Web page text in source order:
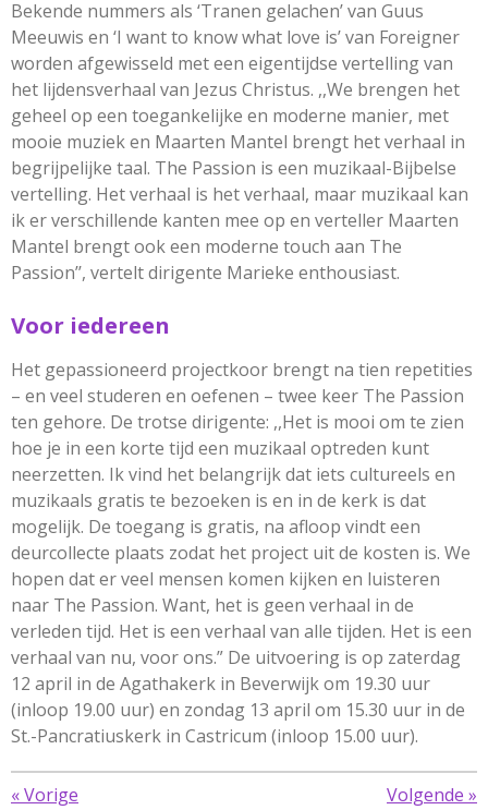
Bekende nummers als ‘Tranen gelachen’ van Guus
Meeuwis en ‘I want to know what love is’ van Foreigner
worden afgewisseld met een eigentijdse vertelling van
het lijdensverhaal van Jezus Christus. ,,We brengen het
geheel op een toegankelijke en moderne manier, met
mooie muziek en Maarten Mantel brengt het verhaal in
begrijpelijke taal. The Passion is een muzikaal-Bijbelse
vertelling. Het verhaal is het verhaal, maar muzikaal kan
ik er verschillende kanten mee op en verteller Maarten
Mantel brengt ook een moderne touch aan The
Passion’’, vertelt dirigente Marieke enthousiast.
Voor iedereen
Het gepassioneerd projectkoor brengt na tien repetities
– en veel studeren en oefenen – twee keer The Passion
ten gehore. De trotse dirigente: ,,Het is mooi om te zien
hoe je in een korte tijd een muzikaal optreden kunt
neerzetten. Ik vind het belangrijk dat iets cultureels en
muzikaals gratis te bezoeken is en in de kerk is dat
mogelijk. De toegang is gratis, na afloop vindt een
deurcollecte plaats zodat het project uit de kosten is. We
hopen dat er veel mensen komen kijken en luisteren
naar The Passion. Want, het is geen verhaal in de
verleden tijd. Het is een verhaal van alle tijden. Het is een
verhaal van nu, voor ons.” De uitvoering is op zaterdag
12 april in de Agathakerk in Beverwijk om 19.30 uur
(inloop 19.00 uur) en zondag 13 april om 15.30 uur in de
St.-Pancratiuskerk in Castricum (inloop 15.00 uur).
«Vorige Volgende »